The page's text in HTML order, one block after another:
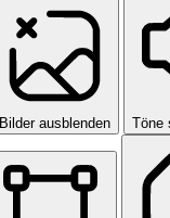
Bilder ausblenden Töne